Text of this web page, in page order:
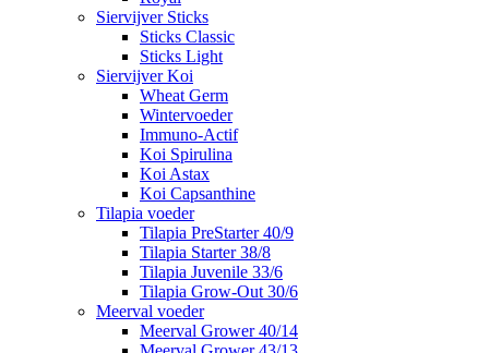
Siervijver Sticks
Sticks Classic
Sticks Light
Siervijver Koi
Wheat Germ
Wintervoeder
Immuno-Actif
Koi Spirulina
Koi Astax
Koi Capsanthine
Tilapia voeder
Tilapia PreStarter 40/9
Tilapia Starter 38/8
Tilapia Juvenile 33/6
Tilapia Grow-Out 30/6
Meerval voeder
Meerval Grower 40/14